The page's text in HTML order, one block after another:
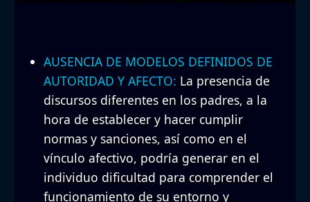
AUSENCIA DE MODELOS DEFINIDOS DE
AUTORIDAD Y AFECTO: La presencia de
discursos diferentes en los padres, a la
hora de establecer y hacer cumplir
normas y sanciones, así como en el
vínculo afectivo, podría generar en el
individuo dificultad para comprender el
funcionamiento de su entorno y